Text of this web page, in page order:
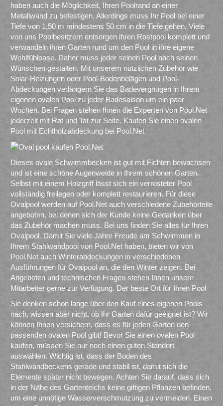
haben auch die Möglichkeit, Ihren Poolrand an einer
Metallwand zu befestigen. Allerdings muss Ihr Pool bei einer
Tiefe von 1,50 m mindestens 50 cm in die Tiefe gehen. Viele
von uns Poolbesitzern entsorgen ihren Rostpool komplett und
verwandeln ihren Garten rund um den Pool in ihre eigene
Wohlfühloase. Daher muss jeder seinen Pool nach seinen
Wünschen gestalten. Mit unserem nützlichen Zubehör wie
Solar-Heizungen oder Pool-Bodenbelägen und Pool-
Abdeckungen verlängern Sie das Badevergnügen in Ihrem
eigenen ovalen Pool zu jeder Badesaison um ein paar
Wochen. Bei Fragen stehen Ihnen die Experten von Pool.Net
jederzeit mit Rat und Tat zur Seite. Kaufen Sie einen ovalen
Pool mit Echtholzabdeckung bei Pool.Net
Dieses ovale Schwimmbecken ist gut mit Fichten bewachsen
und ist eine schöne Augenweide in Ihrem schönen Garten.
Selbst mit einem Holzgriff lässt sich ein verrosteter Pool
vollständig freilegen oder komplett restaurieren. Für diese
Ovalpool werden auf Pool.Net auch verschiedene Zubehörteile
angeboten, bei denen sich der Kunde keine Gedanken über
das Zubehör machen muss. Bei uns finden Sie alles für Ihren
Ovalpool. Damit Sie viele Jahre Freude am Schwimmen in
Ihrem Stahlwandpool von Pool.Net haben, bieten wir von
Pool.Net auch Winterabdeckungen in verschiedenen
Ausführungen für Ovalpool an, die den Winter zeigen. Bei
Angeboten und technischen Fragen stehen Ihnen unsere
Mitarbeiter gerne zur Verfügung. Der beste Ort für Ihren Pool
Sie denken schon lange über den Kauf eines eigenen Pools
nach, wissen aber nicht, ob Ihr Garten dafür geeignet ist? Wir
können Ihnen versichern, dass es für jeden Garten den
passenden ovalen Pool gibt! Bevor Sie einen ovalen Pool
kaufen, müssen Sie nur noch einen guten Standort
auswählen. Wichtig ist, dass der Boden des
Stahlwandbeckens gerade und stabil ist, damit sich die
Elemente später nicht bewegen. Achten Sie darauf, dass sich
in der Nähe des Gartenteichs keine giftigen Pflanzen befinden,
um eine unnötige Wasserverschmutzung zu vermeiden. Einen